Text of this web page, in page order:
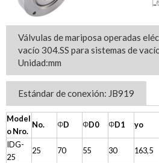
Válvulas de mariposa operadas
vacío 304.SS para sistemas de
Unidad:mm
Estándar de conexión: JB919
Model
o Nro.
No. ΦD ΦD0 ΦD1 yo
IDG-
25
25 70 55 30 163,5